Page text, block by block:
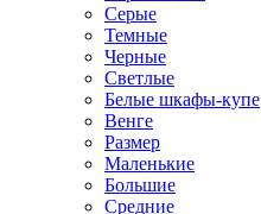
Серые
Темные
Черные
Светлые
Белые шкафы-купе
Венге
Размер
Маленькие
Большие
Средние